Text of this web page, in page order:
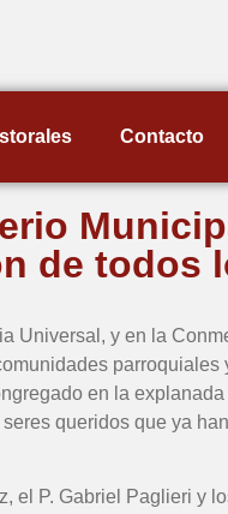
Contacto
de todos
Universal, y en la
parroquiales
en la
queridos que ya
el P. Gabriel Paglieri y